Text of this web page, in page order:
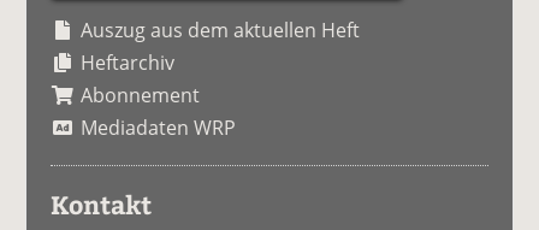
Auszug aus dem aktuellen Heft
Heftarchiv
Abonnement
Mediadaten WRP
Kontakt